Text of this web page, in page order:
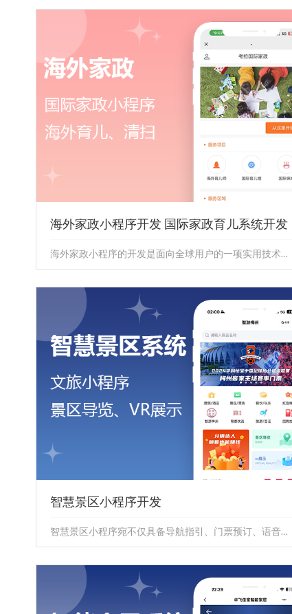
鑫锋溯源管理系统开发 溯源小程序开发
溯源管理系统开发是以追踪和记录产品、信息或过程的来
源及其变更历史。这个系统的核心目的是确保每一步骤都
可以被追溯，从而提高...
海外家政小程序开发 国际家政育儿系统开发
海外家政小程序的开发是面向全球用户的一项实用技术解决方案。它专注于提供便捷、高效且多样化的家政服务，通过智能手机即可轻松...
海外家政小程序开发 国际家政育儿系统开发
海外家政小程序的开发是面向全球用户的一项实用技术解
决方案。它专注于提供便捷、高效且多样化的家政服务，
通过智能手机即可轻松...
智慧景区小程序开发
智慧景区小程序宛不仅具备导航指引、门票预订、语音讲解等基础功能，更通过大数据分析、AI智能推荐等先进技术，为游客提供个性...
智慧景区小程序开发
智慧景区小程序宛不仅具备导航指引、门票预订、语音讲
解等基础功能，更通过大数据分析、AI智能推荐等先进技